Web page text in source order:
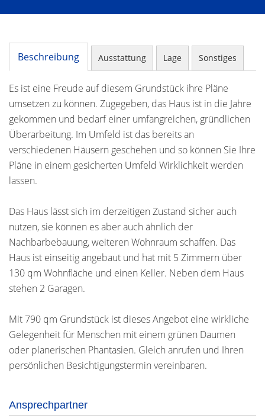
Beschreibung Ausstattung Lage Sonstiges
Es ist eine Freude auf diesem Grundstück ihre Pläne
umsetzen zu können. Zugegeben, das Haus ist in die Jahre
gekommen und bedarf einer umfangreichen, gründlichen
Überarbeitung. Im Umfeld ist das bereits an
verschiedenen Häusern geschehen und so können Sie Ihre
Pläne in einem gesicherten Umfeld Wirklichkeit werden
lassen.
Das Haus lässt sich im derzeitigen Zustand sicher auch
nutzen, sie können es aber auch ähnlich der
Nachbarbebauung, weiteren Wohnraum schaffen. Das
Haus ist einseitig angebaut und hat mit 5 Zimmern über
130 qm Wohnfläche und einen Keller. Neben dem Haus
stehen 2 Garagen.
Mit 790 qm Grundstück ist dieses Angebot eine wirkliche
Gelegenheit für Menschen mit einem grünen Daumen
oder planerischen Phantasien. Gleich anrufen und Ihren
persönlichen Besichtigungstermin vereinbaren.
Ansprechpartner